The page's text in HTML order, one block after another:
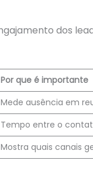
dos
Por que é importante
Mede ausência em
Tempo entre o
Mostra quais canais